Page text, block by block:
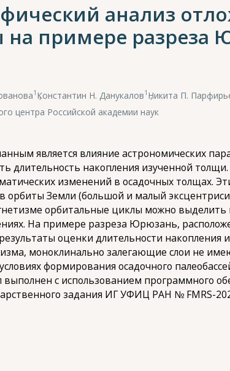
анализ
на примере
1 ,
Константин Н. Данукалов1 ,
Никита П.
центра Российской академии наук
является влияние астрономических
длительность накопления изученной
изменений в осадочных толщах.
Земли (большой и малый
орбитальные циклы можно
На примере разреза Юрюзань,
оценки длительности накопления
моноклинально залегающие слои не
формирования осадочного
с использованием программного
задания ИГ УФИЦ РАН № FMRS-